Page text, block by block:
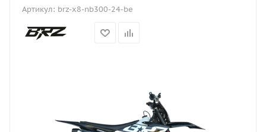
Артикул: brz-x8-nb300-24-be